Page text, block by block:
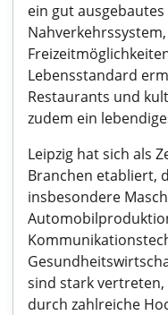
ein gut
Lebensstandard
Restaurants und
zudem ein
Leipzig hat sich als
Branchen etabliert,
insbesondere
sind stark
durch zahlreiche